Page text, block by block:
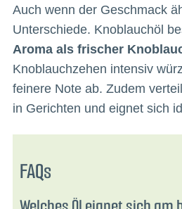
Auch wenn der Geschmack
Unterschiede. Knoblauchöl
Aroma als frischer
Knoblauchzehen intensiv
feinere Note ab. Zudem
in Gerichten und eignet sich
FAQs